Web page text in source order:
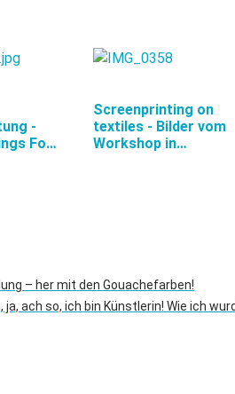
-
Foto
Screenprinting on
textiles - Bilder vom
Workshop in…
– her mit den Gouachefarben!
ach so, ich bin Künstlerin! Wie ich